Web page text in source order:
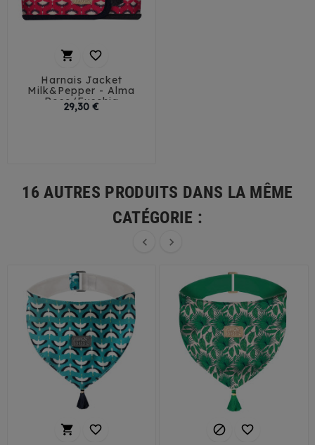
 
Harnais Jacket
Milk&Pepper - Alma
Rose/Fuschia
29,30 €
16 AUTRES PRODUITS DANS LA MÊME
CATÉGORIE :
 
   